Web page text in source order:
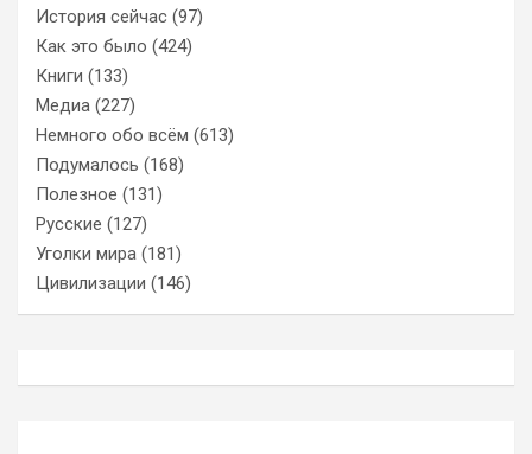
История сейчас (97)
Как это было (424)
Книги (133)
Медиа (227)
Немного обо всём (613)
Подумалось (168)
Полезное (131)
Русские (127)
Уголки мира (181)
Цивилизации (146)